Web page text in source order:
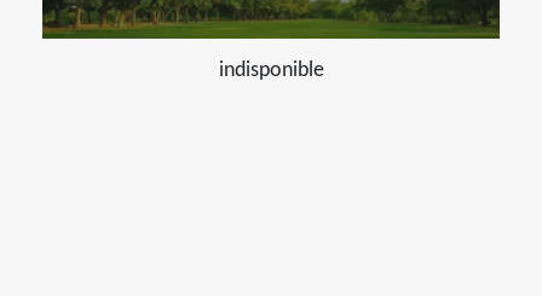
indisponible